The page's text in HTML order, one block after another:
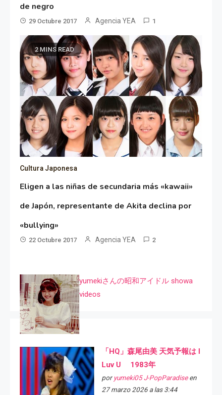
de negro
29 Octubre 2017 Agencia YEA 1
2 MINS READ
Cultura Japonesa
Eligen a las niñas de secundaria más «kawaii»
de Japón, representante de Akita declina por
«bullying»
22 Octubre 2017 Agencia YEA 2
yumekiさんの昭和アイドル showa
videos
「HQ」森尾由美 天気予報は I
Luv U 1983年
por yumeki05 J-PopParadiseen
27 marzo 2026 a las 3:44